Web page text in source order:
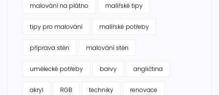
malování na plátno malířské tipy
tipy pro malování malířské potřeby
příprava stěn malování stěn
umělecké potřeby barvy angličtina
akryl RGB techniky renovace